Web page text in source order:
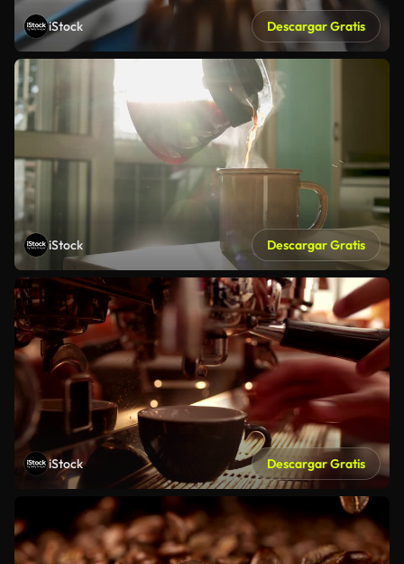
iStock Descargar Gratis
iStock Descargar Gratis
iStock Descargar Gratis